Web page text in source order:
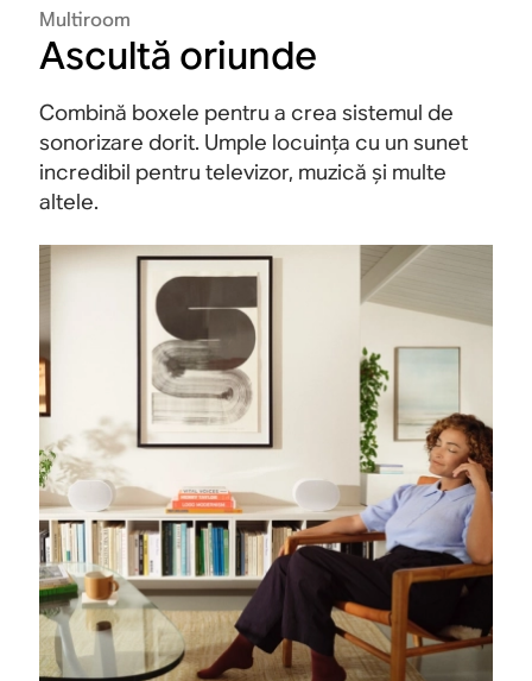
Multiroom
Ascultă oriunde
Combină boxele pentru a crea sistemul de
sonorizare dorit. Umple locuința cu un sunet
incredibil pentru televizor, muzică și multe
altele.